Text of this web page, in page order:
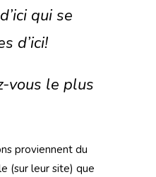
qui se
d’ici!
vous le plus
proviennent du
(sur leur site) que